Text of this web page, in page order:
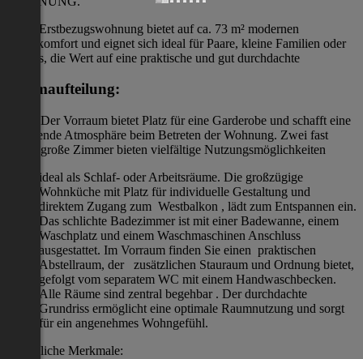
Diese Erstbezugswohnung bietet auf ca. 73 m² modernen
Wohnkomfort und eignet sich ideal für Paare, kleine Familien oder
Singles, die Wert auf eine praktische und gut durchdachte
Raumaufteilung:
legen. Der Vorraum bietet Platz für eine Garderobe und schafft eine
einladende Atmosphäre beim Betreten der Wohnung. Zwei fast
gleich große Zimmer bieten vielfältige Nutzungsmöglichkeiten
ideal als Schlaf- oder Arbeitsräume. Die großzügige
Wohnküche mit Platz für individuelle Gestaltung und
direktem Zugang zum Westbalkon , lädt zum Entspannen ein.
Das schlichte Badezimmer ist mit einer Badewanne, einem
Waschplatz und einem Waschmaschinen Anschluss
ausgestattet. Im Vorraum finden Sie einen praktischen
Abstellraum, der zusätzlichen Stauraum und Ordnung bietet,
gefolgt vom separatem WC mit einem Handwaschbecken.
Alle Räume sind zentral begehbar . Der durchdachte
Grundriss ermöglicht eine optimale Raumnutzung und sorgt
für ein angenehmes Wohngefühl.
Zusätzliche Merkmale: